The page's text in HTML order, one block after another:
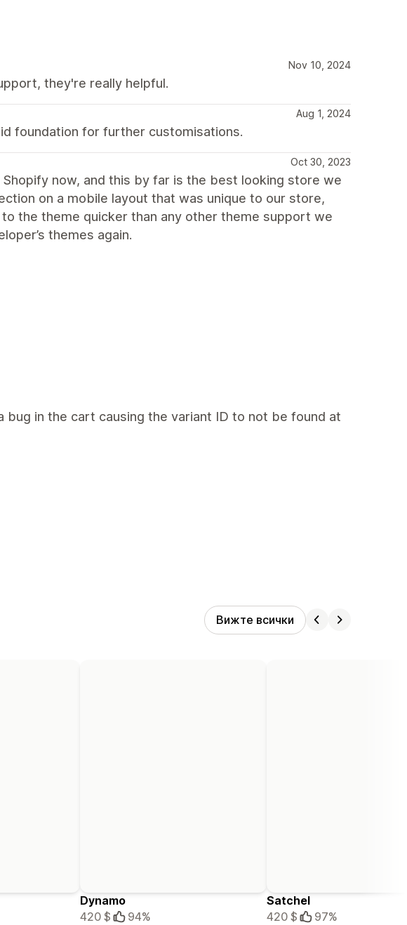
Nov 10, 2024
they're really helpful.
Aug 1, 2024
foundation for further customisations.
Oct 30, 2023
now, and this by far is the best looking store we
on a mobile layout that was unique to our store,
the theme quicker than any other theme support we
themes again.
bug in the cart causing the variant ID to not be found at
Вижте всички
Dynamo
420 $
94%
Satchel
420 $
97%